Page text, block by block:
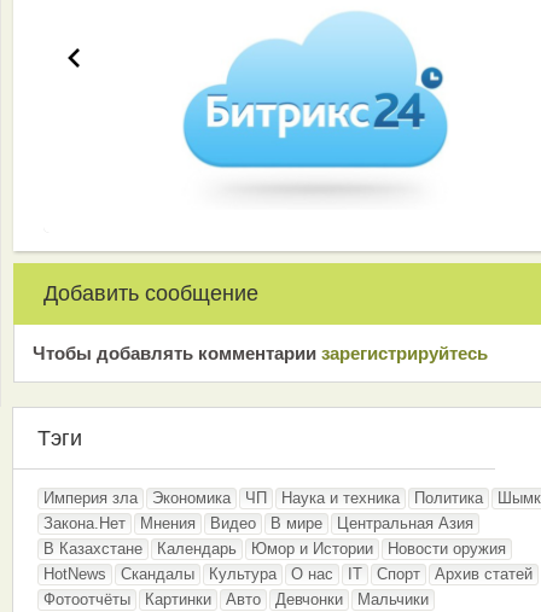
Добавить сообщение
Чтобы добавлять комментарии зарeгиcтрирyйтeсь
Тэги
Империя зла Экономика ЧП Наука и техника Политика
Закона.Нет
Мнения Видео В мире
Центральная Азия
В Казахстане
Календарь Юмор и Истории
Новости оружия
HotNews
Скандалы Культура О нас IT Спорт
Архив статей
Фотоотчёты
Картинки Авто Девчонки
Мальчики